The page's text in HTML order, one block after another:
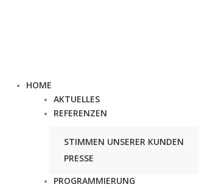
HOME
AKTUELLES
REFERENZEN
STIMMEN UNSERER KUNDEN
PRESSE
PROGRAMMIERUNG